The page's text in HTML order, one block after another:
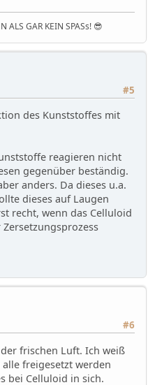
ALS GAR KEIN SPASs! 😎
#5
des Kunststoffes mit
reagieren nicht
gegenüber beständig.
anders. Da dieses u.a.
dieses auf Laugen
recht, wenn das Celluloid
#6
frischen Luft. Ich weiß
freigesetzt werden
bei Celluloid in sich.